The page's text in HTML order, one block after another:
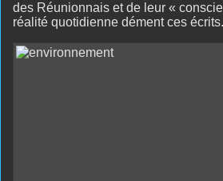
des Réunionnais et de leur «
réalité quotidienne dément ces écrits.